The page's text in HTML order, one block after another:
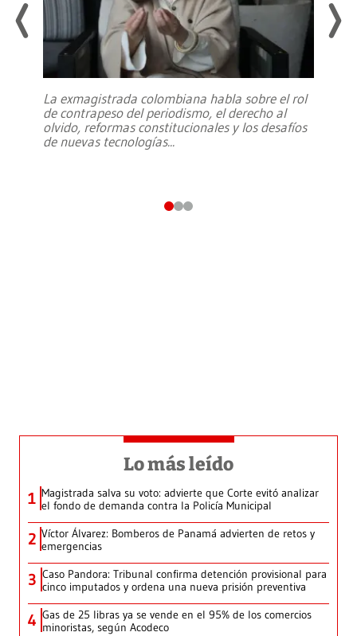
La exmagistrada colombiana habla sobre el rol
de contrapeso del periodismo, el derecho al
olvido, reformas constitucionales y los desafíos
de nuevas tecnologías...
Lo más leído
1 Magistrada salva su voto: advierte que Corte evitó analizar
el fondo de demanda contra la Policía Municipal
2 Víctor Álvarez: Bomberos de Panamá advierten de retos y
emergencias
3 Caso Pandora: Tribunal confirma detención provisional para
cinco imputados y ordena una nueva prisión preventiva
4 Gas de 25 libras ya se vende en el 95% de los comercios
minoristas, según Acodeco